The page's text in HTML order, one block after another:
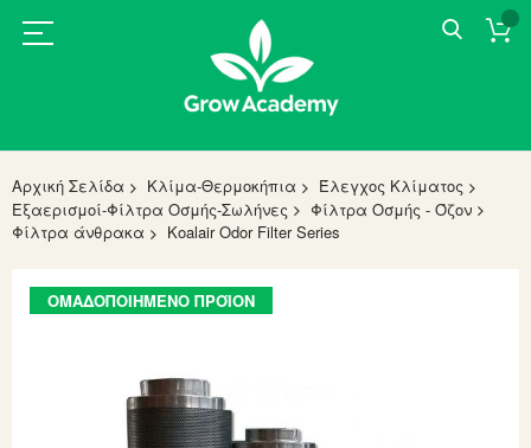
Αρχική Σελίδα Κλίμα-Θερμοκήπια
Έλεγχος Κλίματος
Εξαερισμοί-Φίλτρα Οσμής-Σωλήνες
Φίλτρα Οσμής - Όζον
Φίλτρα άνθρακα
Koalair Odor Filter Series
Skip
to
ΟΜΑΔΟΠΟΙΗΜΈΝΟ ΠΡΟΪΌΝ